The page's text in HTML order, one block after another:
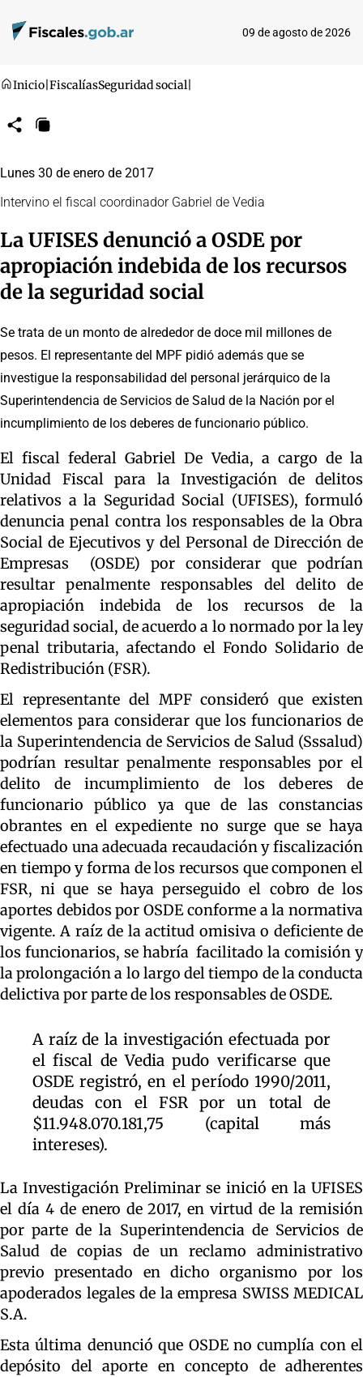
09 de agosto de 2026
Inicio FiscalíasSeguridad social
CompartirCopiar
Lunes 30 de enero de 2017
Intervino el fiscal coordinador Gabriel de Vedia
La UFISES denunció a OSDE por
apropiación indebida de los recursos
de la seguridad social
Se trata de un monto de alrededor de doce mil millones de
pesos. El representante del MPF pidió además que se
investigue la responsabilidad del personal jerárquico de la
Superintendencia de Servicios de Salud de la Nación por el
incumplimiento de los deberes de funcionario público.
El fiscal federal Gabriel De Vedia, a cargo de la
Unidad Fiscal para la Investigación de delitos
relativos a la Seguridad Social (UFISES), formuló
denuncia penal contra los responsables de la Obra
Social de Ejecutivos y del Personal de Dirección de
Empresas (OSDE) por considerar que podrían
resultar penalmente responsables del delito de
apropiación indebida de los recursos de la
seguridad social, de acuerdo a lo normado por la ley
penal tributaria, afectando el Fondo Solidario de
Redistribución (FSR).
El representante del MPF consideró que existen
elementos para considerar que los funcionarios de
la Superintendencia de Servicios de Salud (Sssalud)
podrían resultar penalmente responsables por el
delito de incumplimiento de los deberes de
funcionario público ya que de las constancias
obrantes en el expediente no surge que se haya
efectuado una adecuada recaudación y fiscalización
en tiempo y forma de los recursos que componen el
FSR, ni que se haya perseguido el cobro de los
aportes debidos por OSDE conforme a la normativa
vigente. A raíz de la actitud omisiva o deficiente de
los funcionarios, se habría facilitado la comisión y
la prolongación a lo largo del tiempo de la conducta
delictiva por parte de los responsables de OSDE.
A raíz de la investigación efectuada por
el fiscal de Vedia pudo verificarse que
OSDE registró, en el período 1990/2011,
deudas con el FSR por un total de
$11.948.070.181,75 (capital más
intereses).
La Investigación Preliminar se inició en la UFISES
el día 4 de enero de 2017, en virtud de la remisión
por parte de la Superintendencia de Servicios de
Salud de copias de un reclamo administrativo
previo presentado en dicho organismo por los
apoderados legales de la empresa SWISS MEDICAL
S.A.
Esta última denunció que OSDE no cumplía con el
depósito del aporte en concepto de adherentes